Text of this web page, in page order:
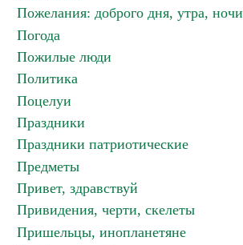
Пожелания: доброго дня, утра, ночи
Погода
Пожилые люди
Политика
Поцелуи
Праздники
Праздники патриотические
Предметы
Привет, здравствуй
Привидения, черти, скелеты
Пришельцы, инопланетяне